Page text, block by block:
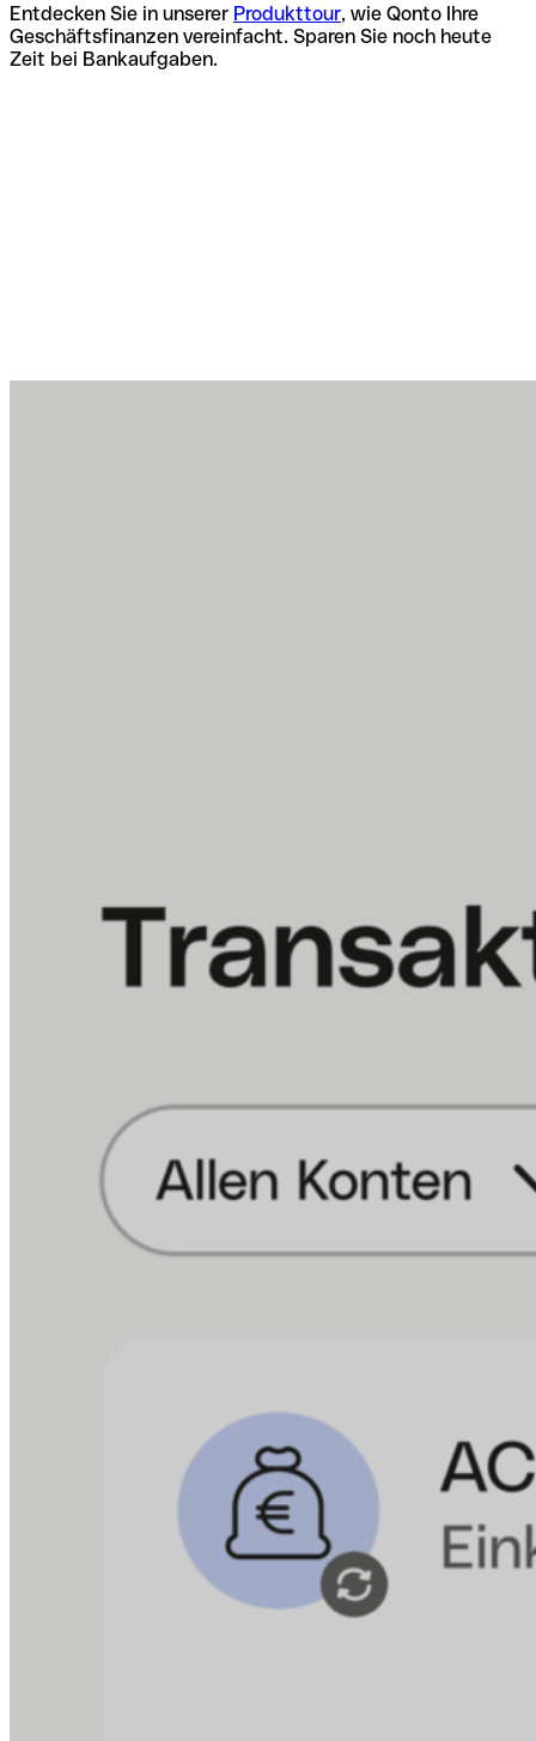
Entdecken Sie in unserer Produkttour, wie Qonto Ihre
Geschäftsfinanzen vereinfacht. Sparen Sie noch heute
Zeit bei Bankaufgaben.